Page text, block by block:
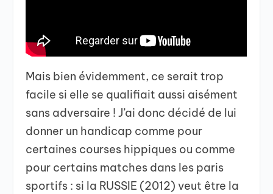
Mais bien évidemment, ce serait trop
facile si elle se qualifiait aussi aisément
sans adversaire ! J’ai donc décidé de lui
donner un handicap comme pour
certaines courses hippiques ou comme
pour certains matches dans les paris
sportifs : si la RUSSIE (2012) veut être la